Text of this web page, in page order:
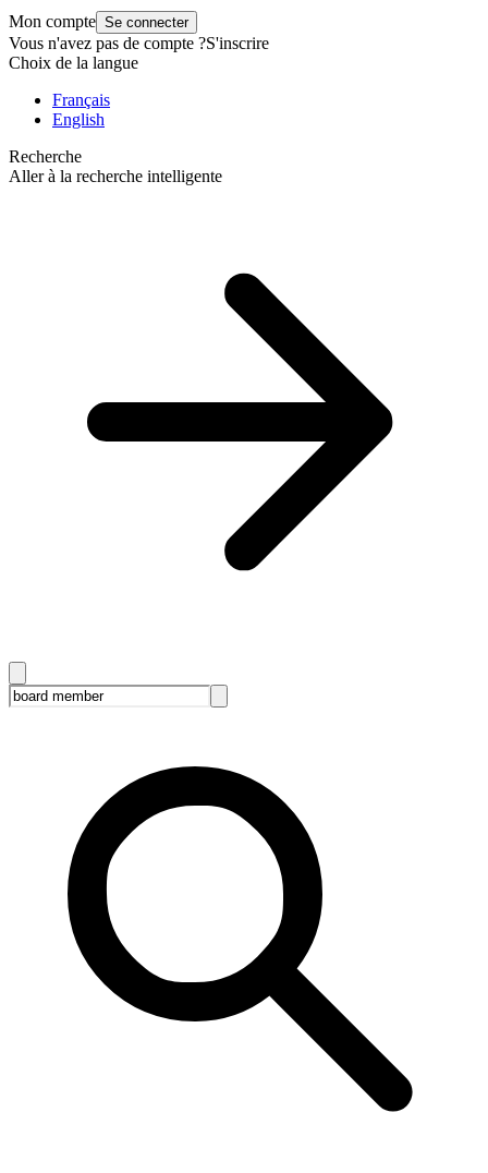
Mon compte Se connecter
Vous n'avez pas de compte ?S'inscrire
Choix de la langue
Français
English
Recherche
Aller à la recherche intelligente